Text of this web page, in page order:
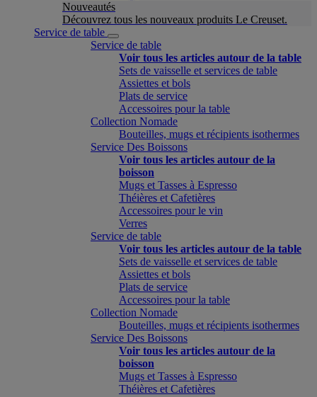
Nouveautés
Découvrez tous les nouveaux produits Le Creuset.
Service de table
Service de table
Voir tous les articles autour de la table
Sets de vaisselle et services de table
Assiettes et bols
Plats de service
Accessoires pour la table
Collection Nomade
Bouteilles, mugs et récipients isothermes
Service Des Boissons
Voir tous les articles autour de la
boisson
Mugs et Tasses à Espresso
Théières et Cafetières
Accessoires pour le vin
Verres
Service de table
Voir tous les articles autour de la table
Sets de vaisselle et services de table
Assiettes et bols
Plats de service
Accessoires pour la table
Collection Nomade
Bouteilles, mugs et récipients isothermes
Service Des Boissons
Voir tous les articles autour de la
boisson
Mugs et Tasses à Espresso
Théières et Cafetières